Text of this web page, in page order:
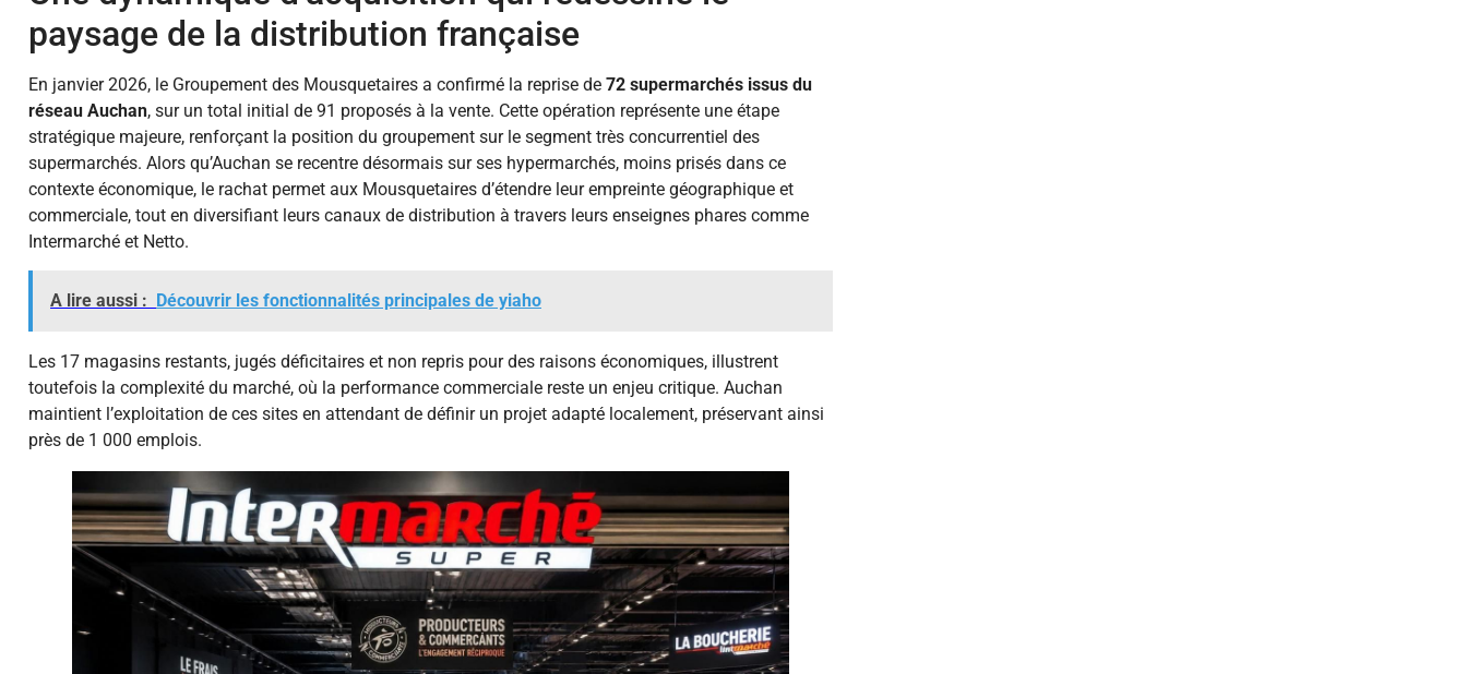
paysage de la distribution française
En janvier 2026, le Groupement des Mousquetaires a confirmé la reprise de 72 supermarchés issus du
réseau Auchan, sur un total initial de 91 proposés à la vente. Cette opération représente une étape
stratégique majeure, renforçant la position du groupement sur le segment très concurrentiel des
supermarchés. Alors qu’Auchan se recentre désormais sur ses hypermarchés, moins prisés dans ce
contexte économique, le rachat permet aux Mousquetaires d’étendre leur empreinte géographique et
commerciale, tout en diversifiant leurs canaux de distribution à travers leurs enseignes phares comme
Intermarché et Netto.
A lire aussi : Découvrir les fonctionnalités principales de yiaho
Les 17 magasins restants, jugés déficitaires et non repris pour des raisons économiques, illustrent
toutefois la complexité du marché, où la performance commerciale reste un enjeu critique. Auchan
maintient l’exploitation de ces sites en attendant de définir un projet adapté localement, préservant ainsi
près de 1 000 emplois.